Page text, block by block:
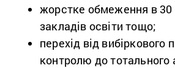
жорстке обмеження в 30
закладів освіти тощо;
перехід від вибіркового
контролю до тотального